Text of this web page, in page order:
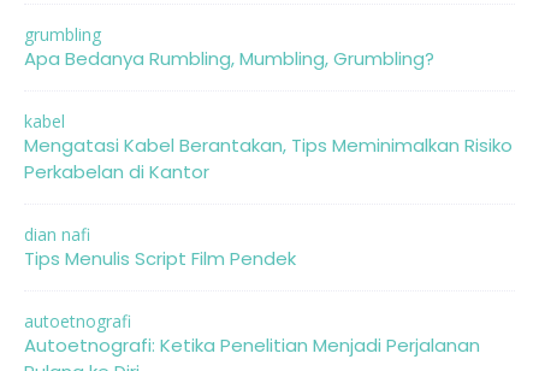
grumbling
Apa Bedanya Rumbling, Mumbling, Grumbling?
kabel
Mengatasi Kabel Berantakan, Tips Meminimalkan Risiko
Perkabelan di Kantor
dian nafi
Tips Menulis Script Film Pendek
autoetnografi
Autoetnografi: Ketika Penelitian Menjadi Perjalanan